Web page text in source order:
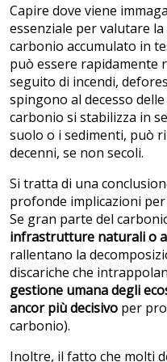
Capire dove viene
essenziale per valutare la
carbonio accumulato in
può essere rapidamente
seguito di incendi,
spingono al decesso
carbonio si stabilizza in
suolo o i sedimenti, può
decenni, se non secoli.
Si tratta di una
profonde implicazioni
Se gran parte del
infrastrutture naturali o
rallentano la
discariche che
gestione umana degli
ancor più decisivo per
carbonio).
Inoltre, il fatto che molti